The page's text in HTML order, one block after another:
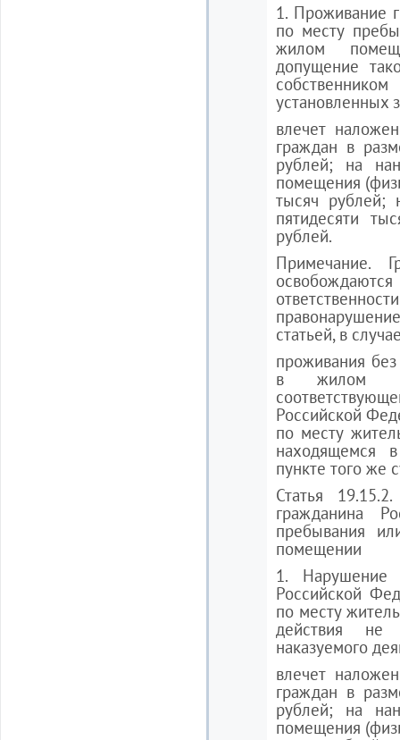
1. Проживание
по месту
жилом
допущение
установленных
влечет
граждан в
рублей; на
помещения
тысяч рублей;
пятидесяти
рублей.
Примечание.
статьей, в
проживания
в жилом
Российской
по месту
находящемся
пункте того же
Статья
гражданина
пребывания
помещении
1. Нарушение
Российской
по месту
действия не
наказуемого
влечет
граждан в
рублей; на
помещения